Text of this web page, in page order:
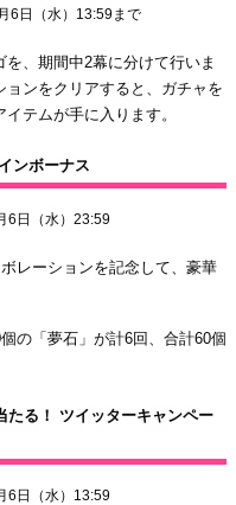
6日（水）13:59まで
を、期間中2幕に分けて行いま
ンをクリアすると、ガチャを
テムが手に入ります。
ンボーナス
6日（水）23:59
レーションを記念して、豪華
の「夢石」が計6回、合計60個
たる！ ツイッターキャンペー
6日（水）13:59